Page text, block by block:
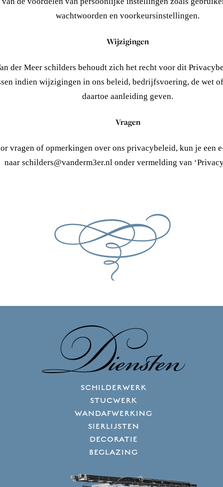
wachtwoorden en voorkeursinstellingen.
Wijzigingen
der Meer schilders behoudt zich het recht voor dit
indien wijzigingen in ons beleid, bedrijfsvoering, de wet
daartoe aanleiding geven.
Vragen
vragen of opmerkingen over ons privacybeleid, kun je een
naar schilders@vanderm3er.nl onder vermelding van
SCHILDERWERK
STUCWERK
WANDAFWERKING
SIERLIJSTEN
DECORATIE
BEGLAZING